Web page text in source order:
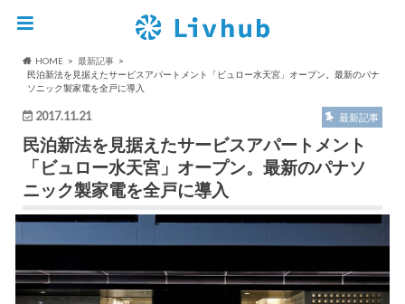
HOME
最新記事
民泊新法を見据えたサービスアパートメント「ビュロー水天宮」オープン。最新のパナ
ソニック製家電を全戸に導入
2017.11.21 最新記事
民泊新法を見据えたサービスアパートメント
「ビュロー水天宮」オープン。最新のパナソ
ニック製家電を全戸に導入